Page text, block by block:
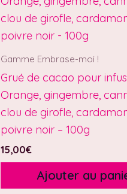
Gamme Embrase-moi !
Grué de cacao pour
Orange, gingembre,
clou de girofle,
poivre noir – 100g
15,00€
Ajouter au